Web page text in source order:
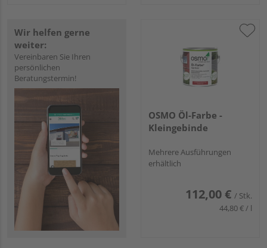
Wir helfen gerne
weiter:
Vereinbaren Sie Ihren
persönlichen
Beratungstermin!
OSMO Öl-Farbe -
Kleingebinde
Mehrere Ausführungen
erhältlich
112,00 € / Stk.
44,80 € / l